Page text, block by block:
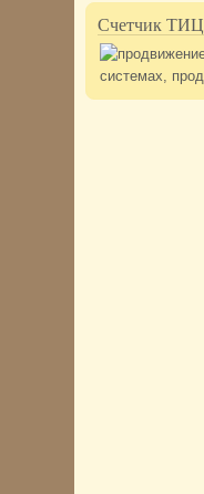
Счетчик ТИЦ